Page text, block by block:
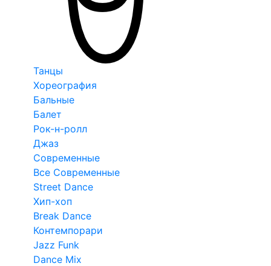
Танцы
Хореография
Бальные
Балет
Рок-н-ролл
Джаз
Современные
Все Современные
Street Dance
Хип-хоп
Break Dance
Контемпорари
Jazz Funk
Dance Mix